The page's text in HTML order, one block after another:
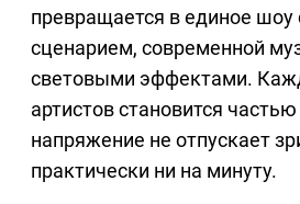
превращается в единое
сценарием, современной
световыми эффектами.
артистов становится
напряжение не отпускает
практически ни на минуту.